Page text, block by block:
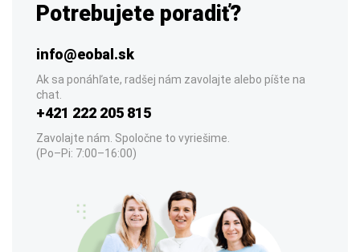
Potrebujete poradiť?
info@eobal.sk
Ak sa ponáhľate, radšej nám zavolajte alebo píšte na
chat.
+421 222 205 815
Zavolajte nám. Spoločne to vyriešime.
(Po–Pi: 7:00–16:00)